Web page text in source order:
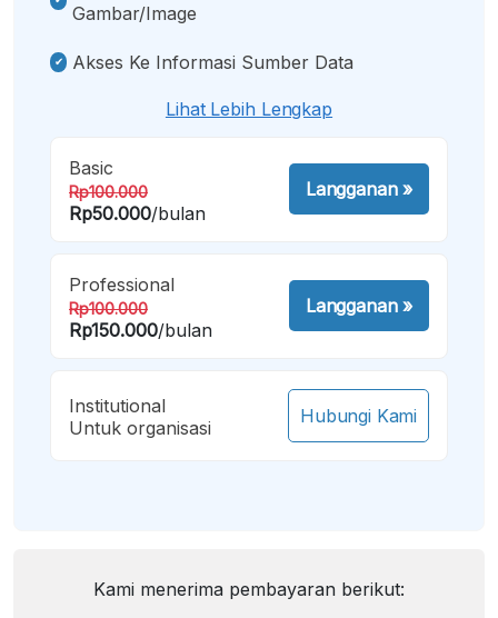
Gambar/image
Akses Ke Informasi Sumber Data
Lihat Lebih Lengkap
Basic
Rp100.000
Rp50.000/bulan
Langganan»
Professional
Rp100.000
Rp150.000/bulan
Langganan»
Institutional
Untuk organisasi
Hubungi Kami
Kami menerima pembayaran berikut: